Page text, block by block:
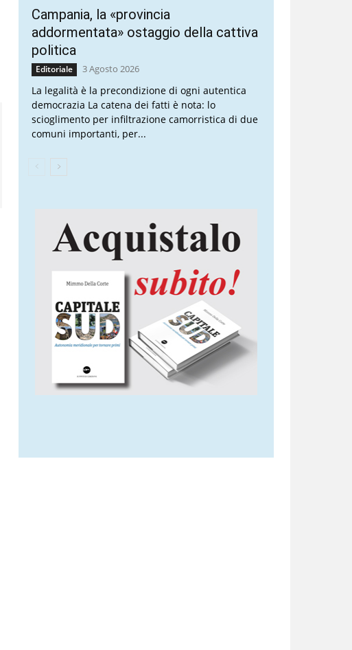
Campania, la «provincia
addormentata» ostaggio della cattiva
politica
Editoriale 3 Agosto 2026
La legalità è la precondizione di ogni autentica
democrazia La catena dei fatti è nota: lo
scioglimento per infiltrazione camorristica di due
comuni importanti, per...